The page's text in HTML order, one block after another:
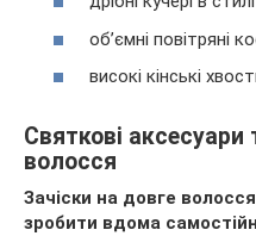
об’ємні повітряні
високі кінські
Святкові
волосся
Зачіски на довге
зробити вдома